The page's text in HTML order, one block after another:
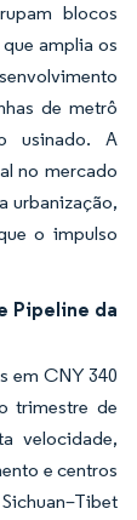
blocos
amplia os
de metrô
usinado. A
no mercado
urbanização,
o impulso
Pipeline da
em CNY 340
trimestre de
velocidade,
e centros